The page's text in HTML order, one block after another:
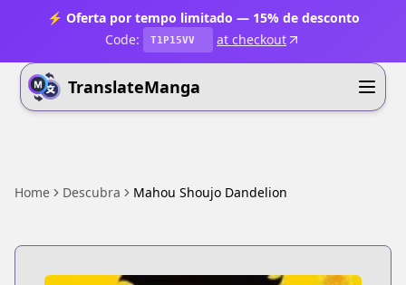
⚡ Oferta por tempo limitado — 15% de desconto
Code:
T1P15VV at checkout
TranslateManga
Home Descubra Mahou Shoujo Dandelion